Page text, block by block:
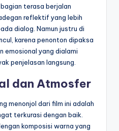
terasa berjalan
reflektif yang lebih
dialog. Namun justru di
karena penonton dipaksa
emosional yang dialami
penjelasan langsung.
dan Atmosfer
menonjol dari film ini adalah
terkurasi dengan baik.
komposisi warna yang